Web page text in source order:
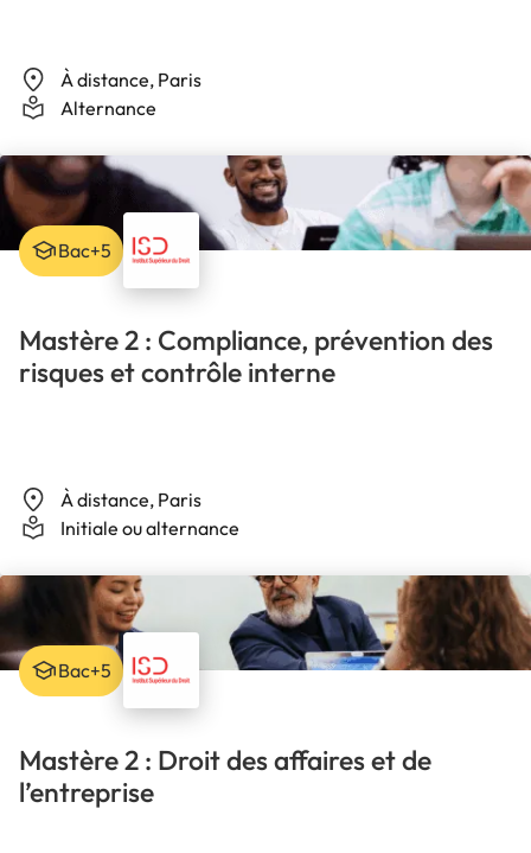
À distance, Paris
Alternance
Mastère 2 : Compliance, prévention des
risques et contrôle interne
À distance, Paris
Initiale ou alternance
Bac+5
Mastère 2 : Droit des affaires et de
l’entreprise
Bac+5